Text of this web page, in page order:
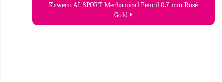
Kaweco AL SPORT Mechanical Pencil 0.7 mm Rosé
Gold